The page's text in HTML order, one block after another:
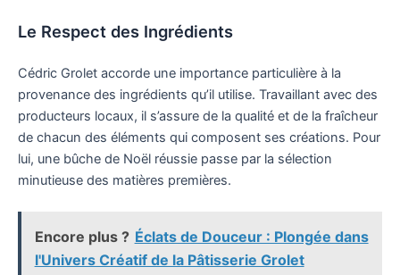
Le Respect des Ingrédients
Cédric Grolet accorde une importance particulière à la
provenance des ingrédients qu’il utilise. Travaillant avec des
producteurs locaux, il s’assure de la qualité et de la fraîcheur
de chacun des éléments qui composent ses créations. Pour
lui, une bûche de Noël réussie passe par la sélection
minutieuse des matières premières.
Encore plus ? Éclats de Douceur : Plongée dans
l'Univers Créatif de la Pâtisserie Grolet